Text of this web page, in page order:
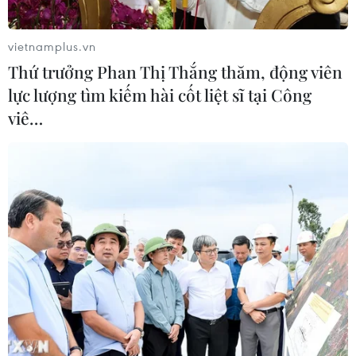
sinh Trường THTP chuyên Tuyên
Quang không vi phạm quy chế
06/08/2026 09:44
Toàn cảnh vụ sai phạm điểm
thi trường THPT chuyên Tuyên
Đắk Lắk tháo gỡ khó khăn, đảm bảo
đủ sách giáo khoa cho năm học mới
06/08/2026 04:12
Bộ GD-ĐT dự kiến điều chỉnh trong
vietnamplus.vn
Thứ trưởng Phan Thị Thắng thăm, động viên
lực lượng tìm kiếm hài cốt liệt sĩ tại Công
viê…